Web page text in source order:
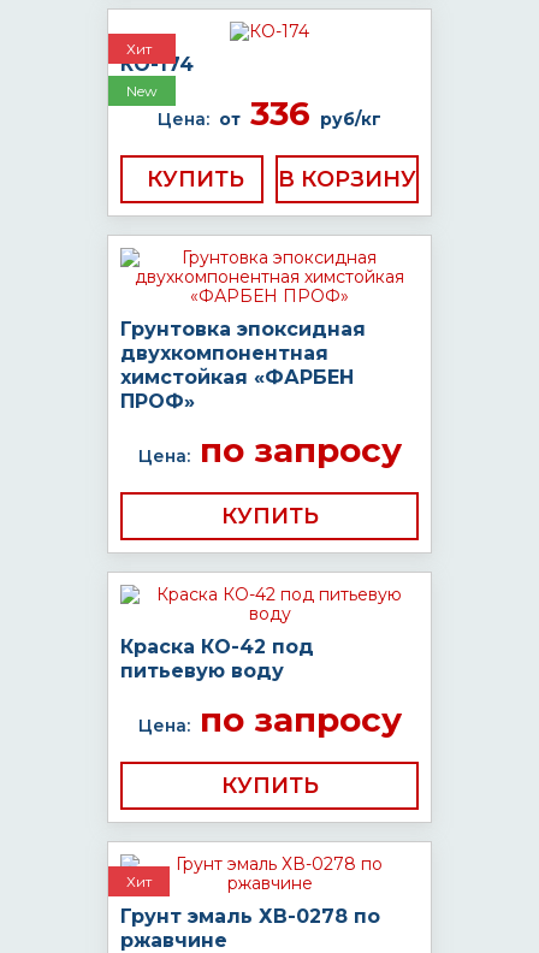
Хит
New
КО-174
Цена: от 336 руб/кг
КУПИТЬ
Грунтовка эпоксидная
двухкомпонентная
химстойкая «ФАРБЕН
ПРОФ»
Цена:по запросу
КУПИТЬ
Краска КО-42 под
питьевую воду
Цена:по запросу
КУПИТЬ
Хит
Грунт эмаль ХВ-0278 по
ржавчине